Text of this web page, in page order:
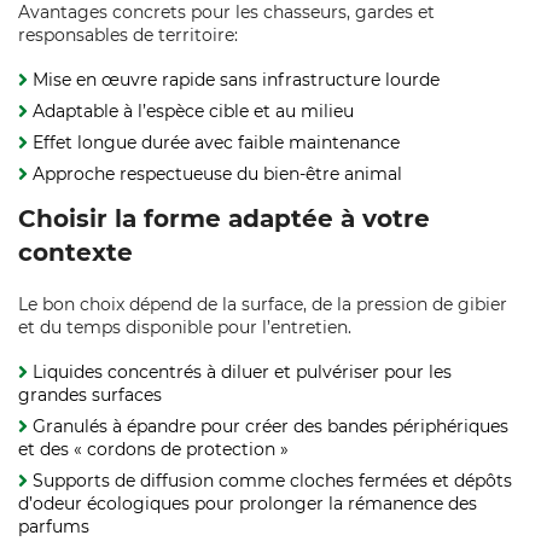
Avantages concrets pour les chasseurs, gardes et
responsables de territoire:
Mise en œuvre rapide sans infrastructure lourde
Adaptable à l’espèce cible et au milieu
Effet longue durée avec faible maintenance
Approche respectueuse du bien-être animal
Choisir la forme adaptée à votre
contexte
Le bon choix dépend de la surface, de la pression de gibier
et du temps disponible pour l’entretien.
Liquides concentrés à diluer et pulvériser pour les
grandes surfaces
Granulés à épandre pour créer des bandes périphériques
et des « cordons de protection »
Supports de diffusion comme cloches fermées et dépôts
d’odeur écologiques pour prolonger la rémanence des
parfums